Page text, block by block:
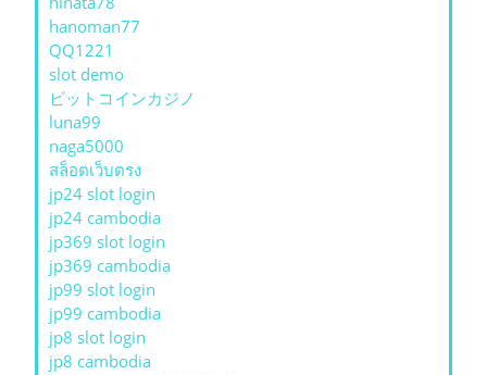
hanoman77
QQ1221
slot demo
ビットコインカジノ
luna99
naga5000
สล็อตเว็บตรง
jp24 slot login
jp24 cambodia
jp369 slot login
jp369 cambodia
jp99 slot login
jp99 cambodia
jp8 slot login
jp8 cambodia